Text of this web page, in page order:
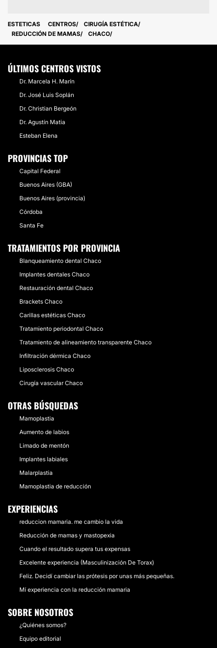
ESTETICAS CENTROS
CIRUGÍA ESTÉTICA
REDUCCIÓN DE MAMAS
CHACO
ÚLTIMOS CENTROS VISTOS
Dr. Marcela H. Marín
Dr. José Luis Soplán
Dr. Christian Bergeón
Dr. Agustín Matia
Esteban Elena
PROVINCIAS TOP
Capital Federal
Buenos Aires (GBA)
Buenos Aires (provincia)
Córdoba
Santa Fe
TRATAMIENTOS POR PROVINCIA
Blanqueamiento dental Chaco
Implantes dentales Chaco
Restauración dental Chaco
Brackets Chaco
Carillas estéticas Chaco
Tratamiento periodontal Chaco
Tratamiento de alineamiento transparente Chaco
Infiltración dérmica Chaco
Liposclerosis Chaco
Cirugía vascular Chaco
OTRAS BÚSQUEDAS
Mamoplastia
Aumento de labios
Limado de mentón
Implantes labiales
Malarplastia
Mamoplastia de reducción
EXPERIENCIAS
reduccion mamaria. me cambio la vida
Reducción de mamas y mastopexia
Cuando el resultado supera tus expensas
Excelente experiencia (Masculinización De Torax)
Feliz. Decidí cambiar las prótesis por unas más pequeñas.
Mí experiencia con la reducción mamaria
SOBRE NOSOTROS
¿Quiénes somos?
Equipo editorial